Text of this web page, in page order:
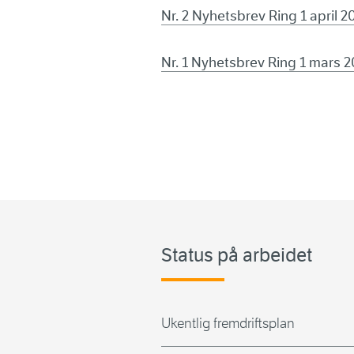
Nr. 2 Nyhetsbrev Ring 1 april
Nr. 1 Nyhetsbrev Ring 1 mars
Status på arbeidet
Ukentlig fremdriftsplan